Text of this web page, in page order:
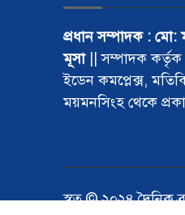
প্রধান সম্পাদক :
মূসা|| সম্পাদক কর্তৃক
ইডেন কমপ্লেক্স,
ময়মনসিংহ থেকে
স্বত্ব © ২০২৪ দৈনিক